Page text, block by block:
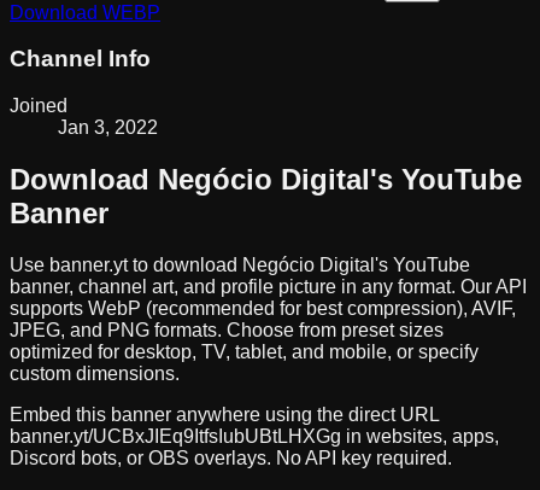
Download WEBP
Channel Info
Joined
Jan 3, 2022
Download Negócio Digital's YouTube
Banner
Use banner.yt to download Negócio Digital 's YouTube
banner, channel art, and profile picture in any format. Our API
supports WebP (recommended for best compression), AVIF,
JPEG, and PNG formats. Choose from preset sizes
optimized for desktop, TV, tablet, and mobile, or specify
custom dimensions.
Embed this banner anywhere using the direct URL
banner.yt/UCBxJIEq9ItfsIubUBtLHXGg in websites, apps,
Discord bots, or OBS overlays. No API key required.